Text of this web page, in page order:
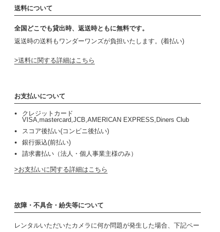
送料について
全国どこでも貸出時、返送時ともに無料です。
返送時の送料もワンダーワンズが負担いたします。(着払い)
送料に関する詳細はこちら
お支払いについて
クレジットカード
VISA,mastercard,JCB,AMERICAN EXPRESS,Diners Club
スコア後払い(コンビニ後払い)
銀行振込(前払い)
請求書払い（法人・個人事業主様のみ）
お支払いに関する詳細はこちら
故障・不具合・紛失等について
レンタルいただいたカメラに何か問題が発生した場合、下記ペー